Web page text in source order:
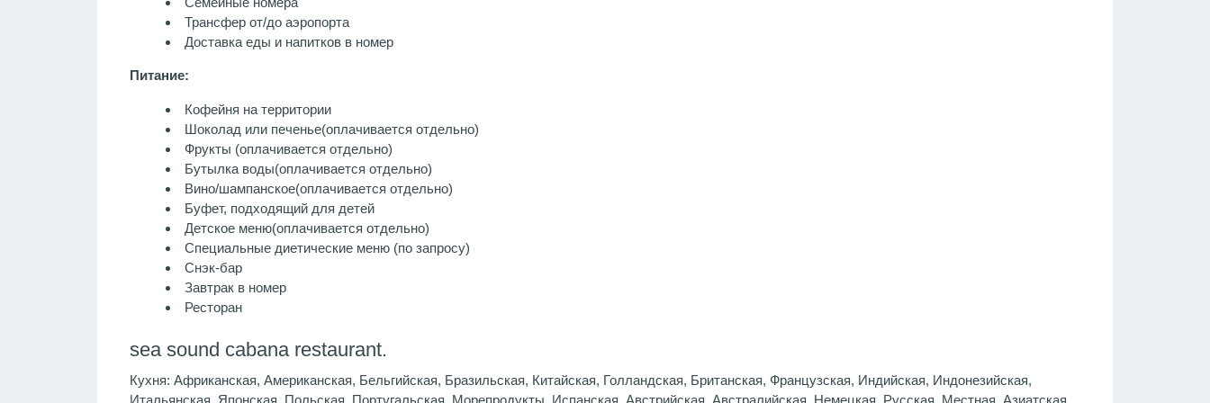
Трансфер от/до аэропорта
Доставка еды и напитков в номер
Питание:
Кофейня на территории
Шоколад или печенье(оплачивается отдельно)
Фрукты (оплачивается отдельно)
Бутылка воды(оплачивается отдельно)
Вино/шампанское(оплачивается отдельно)
Буфет, подходящий для детей
Детское меню(оплачивается отдельно)
Специальные диетические меню (по запросу)
Снэк-бар
Завтрак в номер
Ресторан
sea sound cabana restaurant.
Кухня: Африканская, Американская, Бельгийская, Бразильская, Китайская, Голландская, Британская, Французская, Индийская, Индонезийская,
Итальянская, Японская, Польская, Португальская, Морепродукты, Испанская, Австрийская, Австралийская, Немецкая, Русская, Местная, Азиатская,